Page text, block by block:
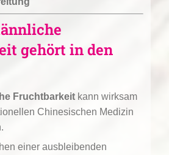
gehört in den
Fruchtbarkeitkann wirksam
Chinesischen Medizin
einer ausbleibenden